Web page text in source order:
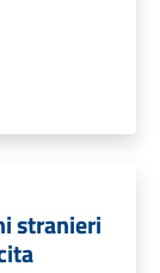
stranieri